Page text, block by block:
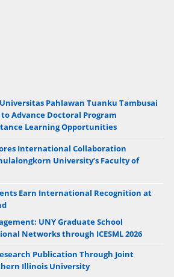
Pahlawan Tuanku Tambusai
Advance Doctoral Program
Learning Opportunities
International Collaboration
University’s Faculty of
Earn International Recognition at
UNY Graduate School
Networks through ICESML 2026
Publication Through Joint
Illinois University